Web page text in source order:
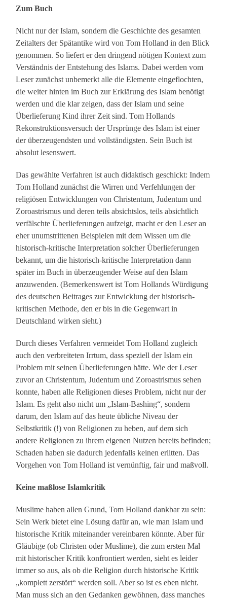
Zum Buch
Nicht nur der Islam, sondern die Geschichte des gesamten
Zeitalters der Spätantike wird von Tom Holland in den Blick
genommen. So liefert er den dringend nötigen Kontext zum
Verständnis der Entstehung des Islams. Dabei werden vom
Leser zunächst unbemerkt alle die Elemente eingeflochten,
die weiter hinten im Buch zur Erklärung des Islam benötigt
werden und die klar zeigen, dass der Islam und seine
Überlieferung Kind ihrer Zeit sind. Tom Hollands
Rekonstruktionsversuch der Ursprünge des Islam ist einer
der überzeugendsten und vollständigsten. Sein Buch ist
absolut lesenswert.
Das gewählte Verfahren ist auch didaktisch geschickt: Indem
Tom Holland zunächst die Wirren und Verfehlungen der
religiösen Entwicklungen von Christentum, Judentum und
Zoroastrismus und deren teils absichtslos, teils absichtlich
verfälschte Überlieferungen aufzeigt, macht er den Leser an
eher unumstrittenen Beispielen mit dem Wissen um die
historisch-kritische Interpretation solcher Überlieferungen
bekannt, um die historisch-kritische Interpretation dann
später im Buch in überzeugender Weise auf den Islam
anzuwenden. (Bemerkenswert ist Tom Hollands Würdigung
des deutschen Beitrages zur Entwicklung der historisch-
kritischen Methode, den er bis in die Gegenwart in
Deutschland wirken sieht.)
Durch dieses Verfahren vermeidet Tom Holland zugleich
auch den verbreiteten Irrtum, dass speziell der Islam ein
Problem mit seinen Überlieferungen hätte. Wie der Leser
zuvor an Christentum, Judentum und Zoroastrismus sehen
konnte, haben alle Religionen dieses Problem, nicht nur der
Islam. Es geht also nicht um „Islam-Bashing“, sondern
darum, den Islam auf das heute übliche Niveau der
Selbstkritik (!) von Religionen zu heben, auf dem sich
andere Religionen zu ihrem eigenen Nutzen bereits befinden;
Schaden haben sie dadurch jedenfalls keinen erlitten. Das
Vorgehen von Tom Holland ist vernünftig, fair und maßvoll.
Keine maßlose Islamkritik
Muslime haben allen Grund, Tom Holland dankbar zu sein:
Sein Werk bietet eine Lösung dafür an, wie man Islam und
historische Kritik miteinander vereinbaren könnte. Aber für
Gläubige (ob Christen oder Muslime), die zum ersten Mal
mit historischer Kritik konfrontiert werden, sieht es leider
immer so aus, als ob die Religion durch historische Kritik
„komplett zerstört“ werden soll. Aber so ist es eben nicht.
Man muss sich an den Gedanken gewöhnen, dass manches